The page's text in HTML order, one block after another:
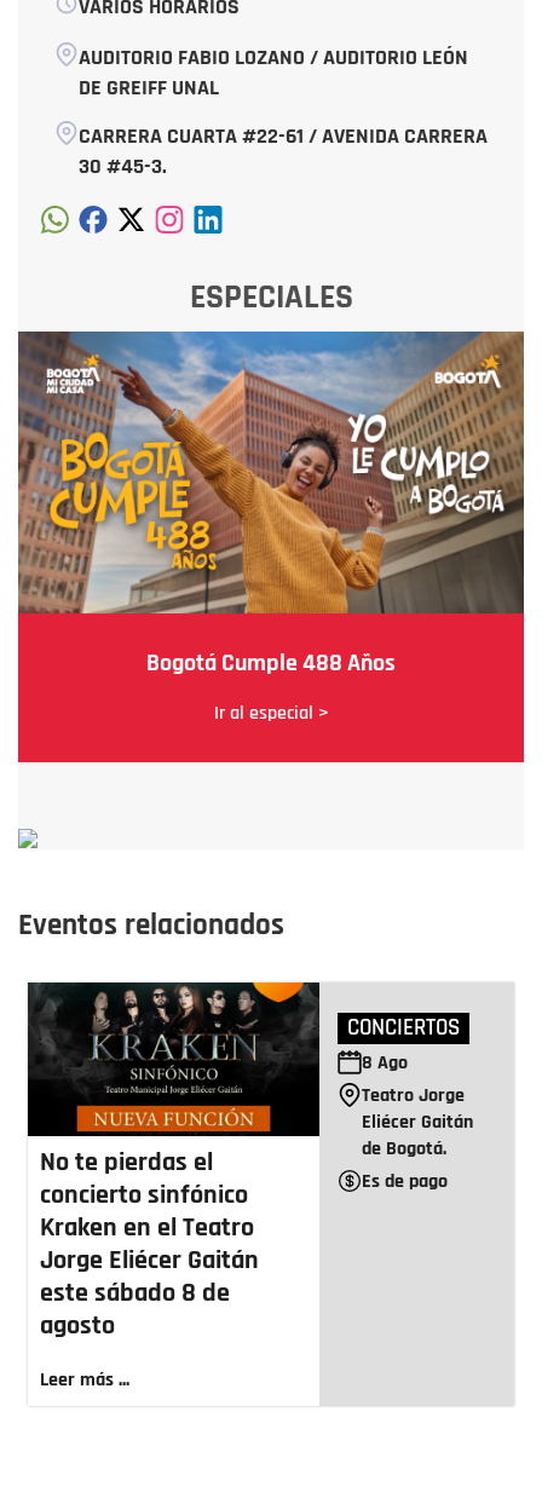
VARIOS HORARIOS
AUDITORIO FABIO LOZANO / AUDITORIO LEÓN
DE GREIFF UNAL
CARRERA CUARTA #22-61 / AVENIDA CARRERA
30 #45-3.
ESPECIALES
Bogotá Cumple 488 Años
Ir al especial >
Eventos relacionados
No te pierdas el
concierto sinfónico
Kraken en el Teatro
Jorge Eliécer Gaitán
este sábado 8 de
agosto
Leer más ...
CONCIERTOS
8 Ago
Teatro Jorge
Eliécer Gaitán
de Bogotá.
Es de pago